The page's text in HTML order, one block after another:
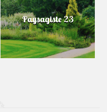
Paysagiste 23